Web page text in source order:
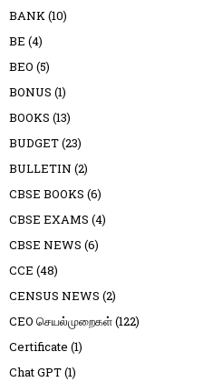
BANK(10)
BE (4)
BEO (5)
BONUS (1)
BOOKS (13)
BUDGET(23)
BULLETIN (2)
CBSE BOOKS (6)
CBSE EXAMS (4)
CBSE NEWS (6)
CCE (48)
CENSUS NEWS (2)
CEO செயல்முறைகள்(122)
Certificate (1)
Chat GPT(1)